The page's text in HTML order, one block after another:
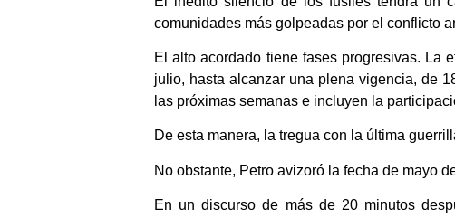
comunidades más golpeadas por el conflicto
El alto acordado tiene fases progresivas. La
julio, hasta alcanzar una plena vigencia, de
las próximas semanas e incluyen la
De esta manera, la tregua con la última
No obstante, Petro avizoró la fecha de mayo
En un discurso de más de 20 minutos